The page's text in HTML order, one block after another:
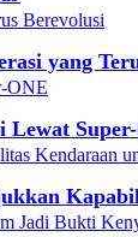
yang
Lewat